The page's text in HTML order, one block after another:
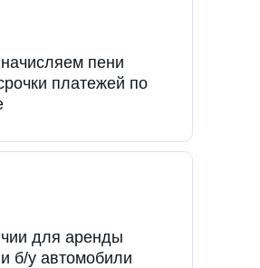
пени
платежей по
для аренды
б/у автомобили